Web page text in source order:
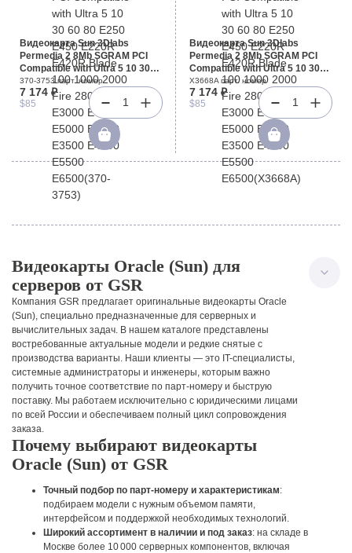
Видеокарта Sun 3Dlabs
Permedia 2 8Mb SGRAM PCI
Compatible with Ultra 5 10 30
60 80 E250 E450 E220R E420R
Blade 100 1000 2000 Fire 280R
V480 E3000 E4000 E5000
E6000 E3500 E4500 E5500
E6500(370-3753)
370-3753 парт. номер
7 174 ₽
$85 1
Видеокарта Sun 3Dlabs
Permedia 2 8Mb SGRAM PCI
Compatible with Ultra 5 10 30
60 80 E250 E450 E220R E420R
Blade 100 1000 2000 Fire 280R
V480 E3000 E4000 E5000
E6000 E3500 E4500 E5500
E6500(X3668A)
X3668A парт. номер
7 174 ₽
$85 1
Видеокарты Oracle (Sun) для
серверов от GSR
Компания GSR предлагает оригинальные видеокарты Oracle
(Sun), специально предназначенные для серверных и
вычислительных задач. В нашем каталоге представлены
востребованные актуальные модели и редкие снятые с
производства варианты. Наши клиенты — это IT-специалисты,
системные администраторы и инженеры, которым важно
получить точное соответствие по парт-номеру и быструю
поставку. Мы работаем исключительно с юридическими лицами
по всей России и обеспечиваем полный цикл сопровождения
заказа.
Почему выбирают видеокарты
Oracle (Sun) от GSR
Точный подбор по парт-номеру и характеристикам:
подбираем модели с нужным объемом памяти,
интерфейсом и поддержкой необходимых технологий.
Широкий ассортимент в наличии и под заказ: на складе в
Москве более 10 000 серверных компонентов, включая